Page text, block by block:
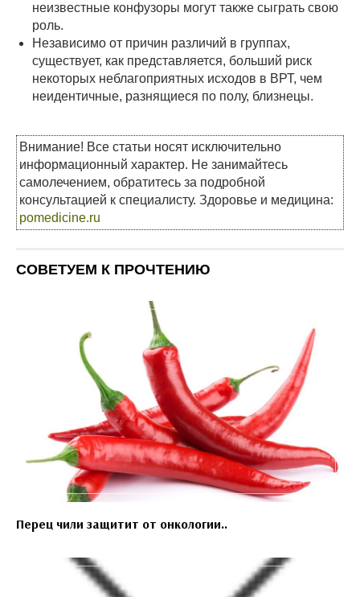
неизвестные конфузоры могут также сыграть свою
роль.
Независимо от причин различий в группах,
существует, как представляется, больший риск
некоторых неблагоприятных исходов в ВРТ, чем
неидентичные, разнящиеся по полу, близнецы.
Внимание! Все статьи носят исключительно
информационный характер. Не занимайтесь
самолечением, обратитесь за подробной
консультацией к специалисту. Здоровье и медицина:
pomedicine.ru
СОВЕТУЕМ К ПРОЧТЕНИЮ
Перец чили защитит от онкологии..